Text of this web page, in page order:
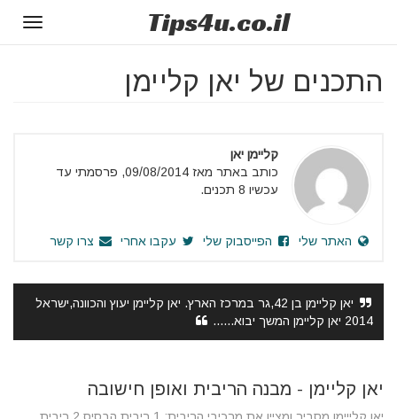
Tips4u.co.il
התכנים של יאן קליימן
קליימן יאן
כותב באתר מאז 09/08/2014, פרסמתי עד
עכשיו 8 תכנים.
האתר שלי הפייסבוק שלי עקבו אחרי צרו קשר
יאן קליימן בן 42,גר במרכז הארץ. יאן קליימן יעוץ והכוונה,ישראל
2014 יאן קליימן המשך יבוא......
יאן קליימן - מבנה הריבית ואופן חישובה